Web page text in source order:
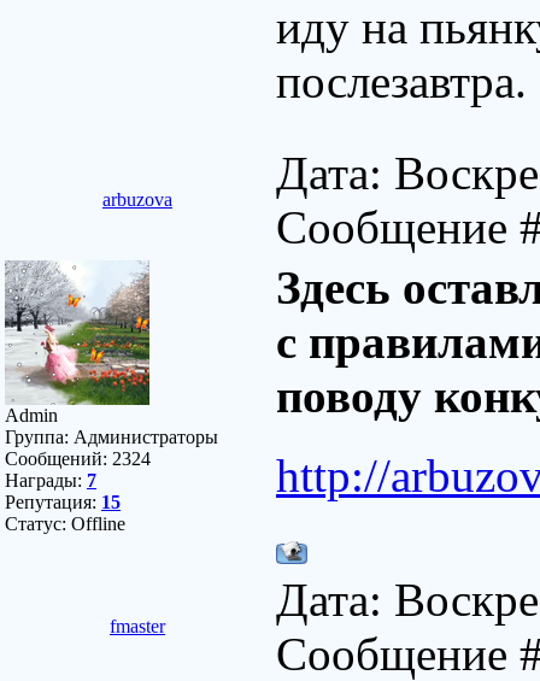
иду на
послезавтра.
arbuzova
Дата:
Сообщение
Admin
Группа: Администраторы
Сообщений: 2324
Награды: 7
Репутация: 15
Статус: Offline
Здесь
с
поводу
http://
fmaster
Дата:
Сообщение